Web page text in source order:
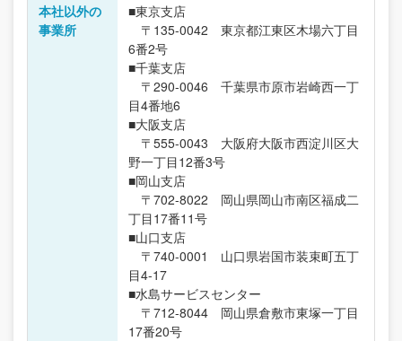
本社以外の
事業所
■東京支店
〒135-0042 東京都江東区木場六丁目
6番2号
■千葉支店
〒290-0046 千葉県市原市岩崎西一丁
目4番地6
■大阪支店
〒555-0043 大阪府大阪市西淀川区大
野一丁目12番3号
■岡山支店
〒702-8022 岡山県岡山市南区福成二
丁目17番11号
■山口支店
〒740-0001 山口県岩国市装束町五丁
目4-17
■水島サービスセンター
〒712-8044 岡山県倉敷市東塚一丁目
17番20号